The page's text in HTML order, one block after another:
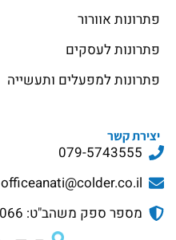
פתרונות אוורור
פתרונות לעסקים
פתרונות למפעלים ותעשייה
יצירת קשר
079-5743555
officeanati@colder.co.il
מספר ספק משהב"ט: 11029066